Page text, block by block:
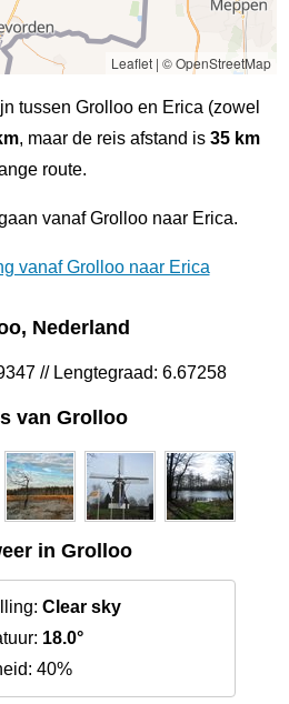
Leaflet| © OpenStreetMap
tussen Grolloo en Erica (zowel
, maar de reis afstand is 35 km
route.
vanaf Grolloo naar Erica.
vanaf Grolloo naar Erica
Nederland
// Lengtegraad: 6.67258
van Grolloo
in Grolloo
Clear sky
18.0°
40%